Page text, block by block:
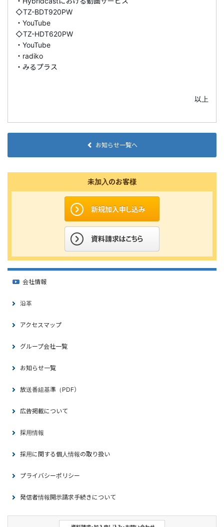
◇TZ-BDT920PW
・YouTube
◇TZ-HDT620PW
・YouTube
・radiko
・みるプラス
以上
お知らせ一覧へ
未加入のお客様
会社情報
沿革
アクセスマップ
グループ会社一覧
お知らせ一覧
放送番組基準（PDF）
広告掲載について
採用情報
採用に関する個人情報の取り扱い
プライバシーポリシー
発信者情報開示請求手続きについて